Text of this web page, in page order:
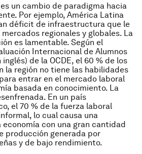
un cambio de paradigma hacia
. Por ejemplo, América Latina
déficit de infraestructura que le
regionales y globales. La
es lamentable. Según el
Internacional de Alumnos
inglés) de la OCDE, el 60 % de los
la región no tiene las habilidades
entrar en el mercado laboral
basada en conocimiento. La
En un país
el 70 % de la fuerza laboral
lo cual causa una
con una gran cantidad
producción generada por
y de bajo rendimiento.